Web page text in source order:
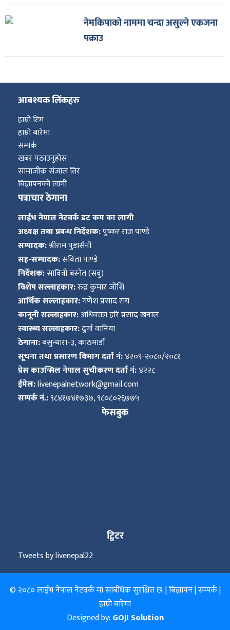
नेमकिपाको नाममा चन्दा असुल्ने एकजना
पक्राउ
आबश्यक लिंकहरु
हाम्रो टिम
हाम्रो बारेमा
सम्पर्क
खबर पठाउनुहोस
सामाजीक संजाल तिर
बिज्ञापनको लागी
पत्राचार ठेगाना
लाईभ नेपाल नेटवर्क डट कम का लागी
अध्यक्ष तथा प्रबन्ध निर्देशक:पुष्कर राज पाण्डे
सम्पादक:श्रीराम पुडासैनी
सह-सम्पादक:सविता पाण्डे
निर्देशक:सावित्री बस्नेत (सवु)
विशेष सल्लाहकार:रुद्र कुमार जोशि
आर्थिक सल्लाहकार:गणेश प्रसाद राय
कानूनी सल्लाहकार:अधिवक्ता हरि प्रसाद खनाल
स्वास्थ्य सल्लाहकार:दुर्गा वानिया
ठेगाना:बसुन्धारा-३, काठमाडौं
सूचना तथा प्रसारण बिभाग दर्ता नं:४२०९-२०८०/२०८१
प्रेस काउन्सिल नेपाल सुचीकरण दर्ता नं:४२२८
ईमेल:livenepalnetwork@gmail.com
सम्पर्क नं.:९८४१७४१७३७, ९८०८०२६७७५
फेसबुक
ट्विटर
Tweets by livenepal22
© २०८० लाईभ नेपाल नेटवर्क मा सार्बधिक सुरक्षित छ. |बिज्ञापन|सम्पर्क|
हाम्रो बारेमा
Designed by: GOJI Solution